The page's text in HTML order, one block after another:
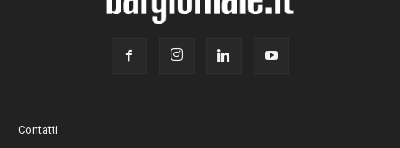
Contatti